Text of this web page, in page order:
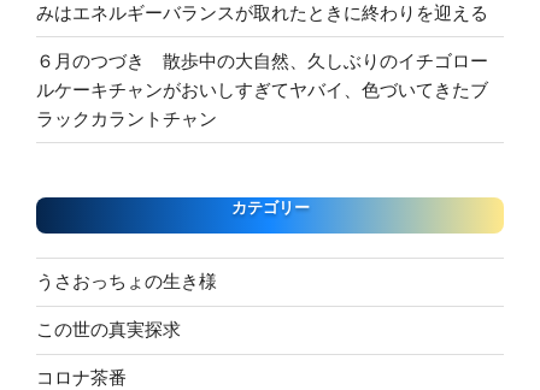
みはエネルギーバランスが取れたときに終わりを迎える
６月のつづき 散歩中の大自然、久しぶりのイチゴロー
ルケーキチャンがおいしすぎてヤバイ、色づいてきたブ
ラックカラントチャン
カテゴリー
うさおっちょの生き様
この世の真実探求
コロナ茶番